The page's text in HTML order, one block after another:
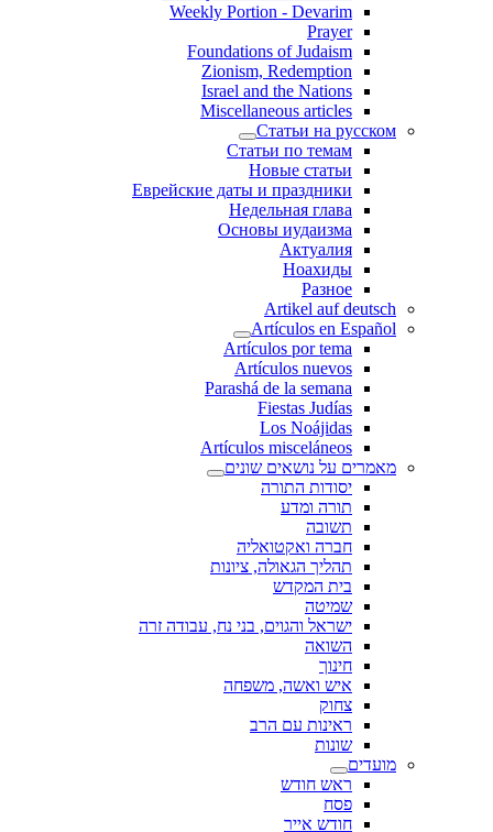
Weekly Portion - Devarim
Prayer
Foundations of Judaism
Zionism, Redemption
Israel and the Nations
Miscellaneous articles
Статьи на русском
Статьи по темам
Новые статьи
Еврейские даты и праздники
Недельная глава
Основы иудаизма
Актуалия
Ноахиды
Разное
Artikel auf deutsch
Artículos en Español
Artículos por tema
Artículos nuevos
Parashá de la semana
Fiestas Judías
Los Noájidas
Artículos misceláneos
מאמרים על נושאים שונים
יסודות התורה
תורה ומדע
תשובה
חברה ואקטואליה
תהליך הגאולה, ציונות
בית המקדש
שמיטה
ישראל והגוים, בני נח, עבודה זרה
השואה
חינוך
איש ואשה, משפחה
צחוק
ראינות עם הרב
שונות
מועדים
ראש חודש
פסח
חודש אייר